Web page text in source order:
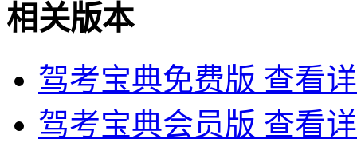
相关版本
驾考宝典免费版 查看
驾考宝典会员版 查看